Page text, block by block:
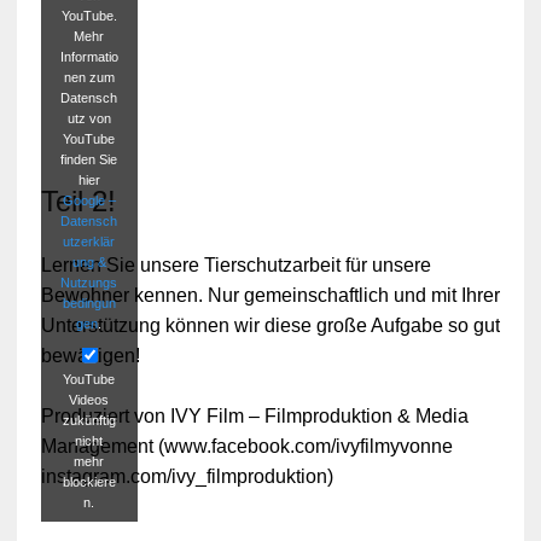
YouTube.
Mehr
Informatio
nen zum
Datensch
utz von
YouTube
finden Sie
hier
Google –
Datensch
utzerklär
ung &
Nutzungs
bedingun
gen.
YouTube
Videos
zukünftig
nicht
mehr
blockiere
n.
Teil 2!
Lernen Sie unsere Tierschutzarbeit für unsere
Bewohner kennen. Nur gemeinschaftlich und mit Ihrer
Unterstützung können wir diese große Aufgabe so gut
bewältigen!
Produziert von IVY Film – Filmproduktion & Media
Management (www.facebook.com/ivyfilmyvonne
instagram.com/ivy_filmproduktion)